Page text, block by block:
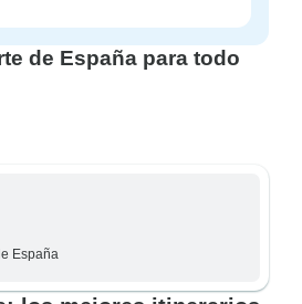
de España para todo
España